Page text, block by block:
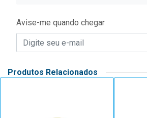
Avise-me quando chegar
Produtos Relacionados